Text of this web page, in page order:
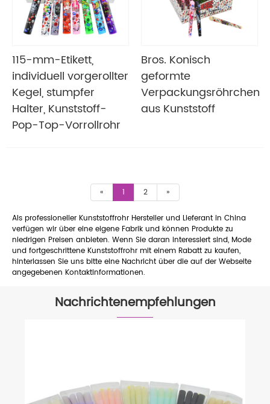
115-mm-Etikett,
individuell vorgerollter
Kegel, stumpfer
Halter, Kunststoff-
Pop-Top-Vorrollrohr
Bros. Konisch
geformte
Verpackungsröhrchen
aus Kunststoff
« 1 2 »
Als professioneller Kunststoffrohr Hersteller und Lieferant in China
verfügen wir über eine eigene Fabrik und können Produkte zu
niedrigen Preisen anbieten. Wenn Sie daran interessiert sind, Mode
und fortgeschrittene Kunststoffrohr mit einem Rabatt zu kaufen,
hinterlassen Sie uns bitte eine Nachricht über die auf der Webseite
angegebenen Kontaktinformationen.
Nachrichtenempfehlungen